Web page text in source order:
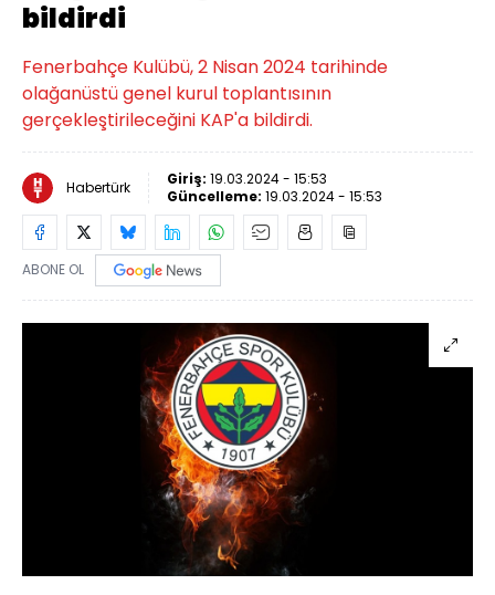
bildirdi
Fenerbahçe Kulübü, 2 Nisan 2024 tarihinde
olağanüstü genel kurul toplantısının
gerçekleştirileceğini KAP'a bildirdi.
Habertürk Giriş: 19.03.2024 - 15:53
Güncelleme: 19.03.2024 - 15:53
ABONE OL